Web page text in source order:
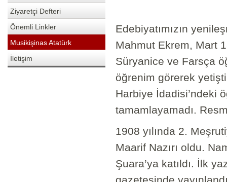
Ziyaretçi Defteri
Önemli Linkler
Musikişinas Atatürk
İletişim
Edebiyatımızın
Mahmut Ekrem, Mart
Süryanice ve Farsça
öğrenim görerek
Harbiye İdadisi’ndeki
tamamlayamadı.
1908 yılında 2.
Maarif Nazırı oldu.
Şuara’ya katıldı. İlk